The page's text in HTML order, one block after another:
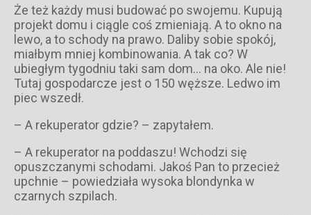
Że też każdy musi budować po swojemu. Kupują
projekt domu i ciągle coś zmieniają. A to okno na
lewo, a to schody na prawo. Daliby sobie spokój,
miałbym mniej kombinowania. A tak co? W
ubiegłym tygodniu taki sam dom… na oko. Ale nie!
Tutaj gospodarcze jest o 150 węższe. Ledwo im
piec wszedł.
– A rekuperator gdzie? – zapytałem.
– A rekuperator na poddaszu! Wchodzi się
opuszczanymi schodami. Jakoś Pan to przecież
upchnie – powiedziała wysoka blondynka w
czarnych szpilach.